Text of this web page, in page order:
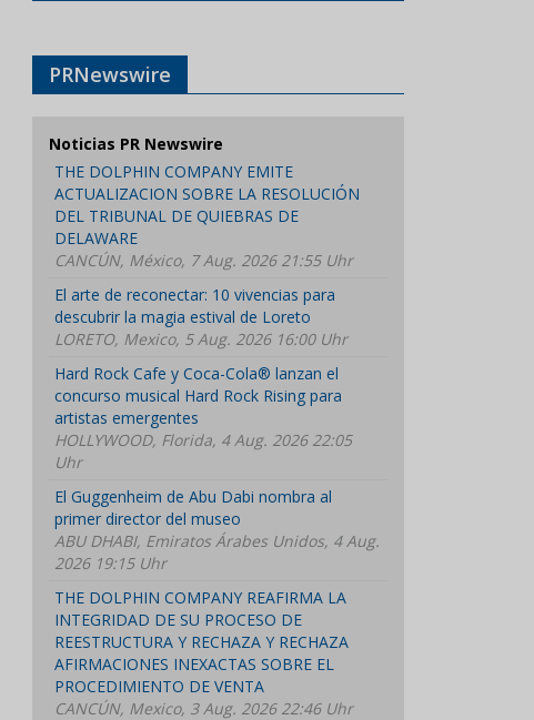
PRNewswire
Noticias PR Newswire
THE DOLPHIN COMPANY EMITE
ACTUALIZACION SOBRE LA RESOLUCIÓN
DEL TRIBUNAL DE QUIEBRAS DE
DELAWARE
CANCÚN, México, 7 Aug. 2026 21:55 Uhr
El arte de reconectar: 10 vivencias para
descubrir la magia estival de Loreto
LORETO, Mexico, 5 Aug. 2026 16:00 Uhr
Hard Rock Cafe y Coca-Cola® lanzan el
concurso musical Hard Rock Rising para
artistas emergentes
HOLLYWOOD, Florida, 4 Aug. 2026 22:05
Uhr
El Guggenheim de Abu Dabi nombra al
primer director del museo
ABU DHABI, Emiratos Árabes Unidos, 4 Aug.
2026 19:15 Uhr
THE DOLPHIN COMPANY REAFIRMA LA
INTEGRIDAD DE SU PROCESO DE
REESTRUCTURA Y RECHAZA Y RECHAZA
AFIRMACIONES INEXACTAS SOBRE EL
PROCEDIMIENTO DE VENTA
CANCÚN, Mexico, 3 Aug. 2026 22:46 Uhr